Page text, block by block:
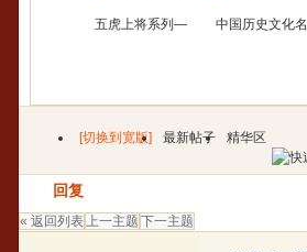
五虎上将系列— 中国历史文化名
[切换到宽版] 最新帖子
精华区
回复
« 返回列表上一主题 下一主题